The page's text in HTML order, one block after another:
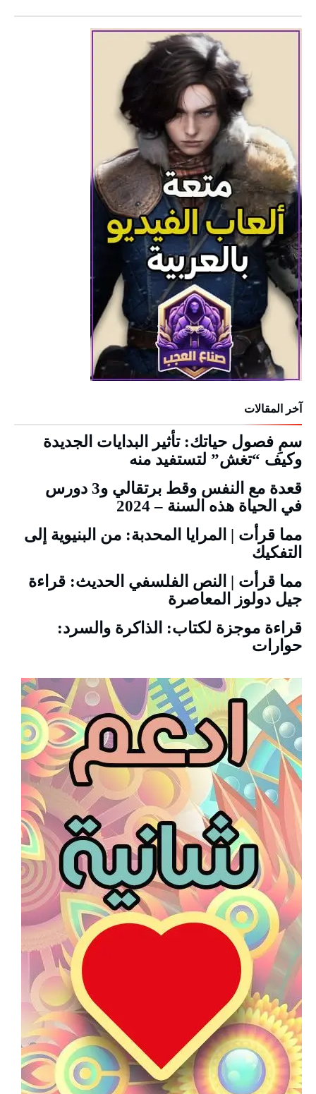
آخر المقالات
سمِ فصول حياتك: تأثير البدايات الجديدة
وكيف “تغش” لتستفيد منه
قعدة مع النفس وقط برتقالي و3 دورس
في الحياة هذه السنة – 2024
مما قرأت | المرايا المحدبة: من البنيوية إلى
التفكيك
مما قرأت | النص الفلسفي الحديث: قراءة
جيل دولوز المعاصرة
قراءة موجزة لكتاب: الذاكرة والسرد:
حوارات